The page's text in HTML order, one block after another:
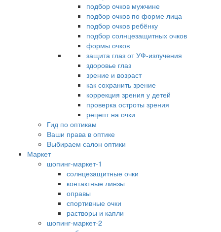
подбор очков мужчине
подбор очков по форме лица
подбор очков ребёнку
подбор солнцезащитных очков
формы очков
защита глаз от УФ-излучения
здоровье глаз
зрение и возраст
как сохранить зрение
коррекция зрения у детей
проверка остроты зрения
рецепт на очки
Гид по оптикам
Ваши права в оптике
Выбираем салон оптики
Маркет
шопинг-маркет-1
солнцезащитные очки
контактные линзы
оправы
спортивные очки
растворы и капли
шопинг-маркет-2